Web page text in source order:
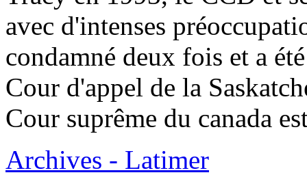
avec d'intenses
condamné deux fois et a
Cour d'appel de la
Cour suprême du canada
Archives - Latimer